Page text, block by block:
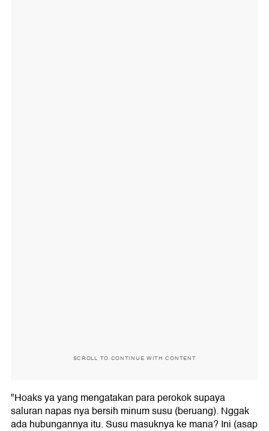
SCROLL TO CONTINUE WITH CONTENT
"Hoaks ya yang mengatakan para perokok supaya
saluran napas nya bersih minum susu (beruang). Nggak
ada hubungannya itu. Susu masuknya ke mana? Ini (asap